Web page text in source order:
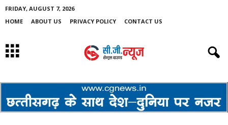
FRIDAY, AUGUST 7, 2026
HOME
ABOUT US PRIVACY POLICY CONTACT US